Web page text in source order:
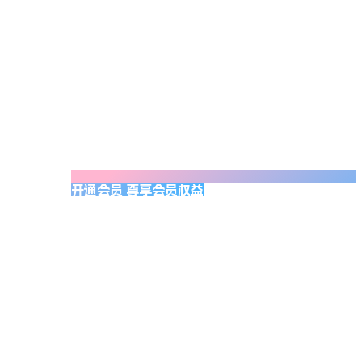
开通会员 尊享会员权益